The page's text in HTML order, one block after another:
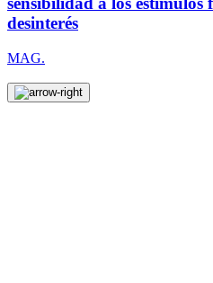
desinterés
MAG.